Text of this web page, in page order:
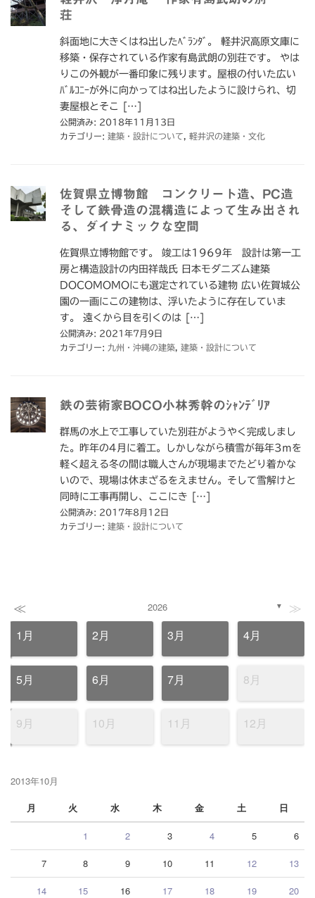
荘
斜面地に大きくはね出したﾍﾞﾗﾝﾀﾞ。 軽井沢高原文庫に
移築・保存されている作家有島武朗の別荘です。 やは
りこの外観が一番印象に残ります。屋根の付いた広い
ﾊﾞﾙｺﾆｰが外に向かってはね出したように設けられ、切
妻屋根とそこ […]
公開済み: 2018年11月13日
カテゴリー: 建築・設計について 軽井沢の建築・文化
佐賀県立博物館 コンクリート造、PC造
そして鉄骨造の混構造によって生み出され
る、ダイナミックな空間
佐賀県立博物館です。 竣工は1969年 設計は第一工
房と構造設計の内田祥哉氏 日本モダニズム建築
DOCOMOMOにも選定されている建物 広い佐賀城公
園の一画にこの建物は、浮いたように存在していま
す。 遠くから目を引くのは […]
公開済み: 2021年7月9日
カテゴリー: 九州・沖縄の建築 建築・設計について
鉄の芸術家BOCO小林秀幹のｼｬﾝﾃﾞﾘｱ
群馬の水上で工事していた別荘がようやく完成しまし
た。昨年の4月に着工。しかしながら積雪が毎年3ｍを
軽く超える冬の間は職人さんが現場までたどり着かな
いので、現場は休まざるをえません。そして雪解けと
同時に工事再開し、ここにき […]
公開済み: 2017年8月12日
カテゴリー: 建築・設計について
≪ 2026 ▼ ≫
1月 2月 3月 4月
5月 6月 7月 8月
9月 10月 11月 12月
2013年10月
月
火 水 木 金 土 日
1 2 3 4 5 6
7 8 9 10 11 12 13
14 15 16 17 18 19 20